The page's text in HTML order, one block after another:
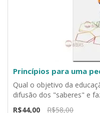
Princípios para uma
Qual o objetivo da
difusão dos "saberes" e
R$44,00
R$58,00